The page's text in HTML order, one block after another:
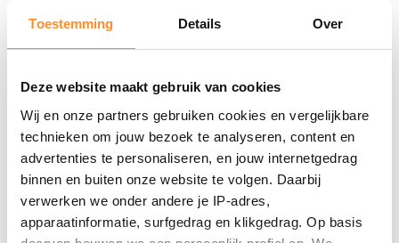
Toestemming Details Over
Deze website maakt gebruik van cookies
Wij en onze partners gebruiken cookies en vergelijkbare
technieken om jouw bezoek te analyseren, content en
advertenties te personaliseren, en jouw internetgedrag
binnen en buiten onze website te volgen. Daarbij
verwerken we onder andere je IP-adres,
apparaatinformatie, surfgedrag en klikgedrag. Op basis
Direct shoppen
Naar winkels